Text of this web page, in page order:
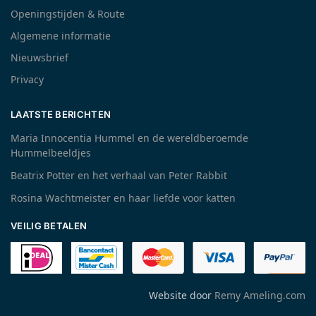
Openingstijden & Route
Algemene informatie
Nieuwsbrief
Privacy
LAATSTE BERICHTEN
Maria Innocentia Hummel en de wereldberoemde
Hummelbeeldjes
Beatrix Potter en het verhaal van Peter Rabbit
Rosina Wachtmeister en haar liefde voor katten
VEILIG BETALEN
Website door Remy Ameling.com